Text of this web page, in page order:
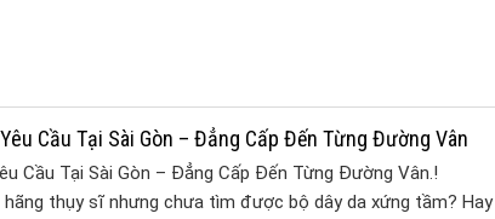
Cầu Tại Sài Gòn – Đẳng Cấp Đến Từng Đường Vân
Cầu Tại Sài Gòn – Đẳng Cấp Đến Từng Đường Vân.!
thụy sĩ nhưng chưa tìm được bộ dây da xứng tầm? Hay